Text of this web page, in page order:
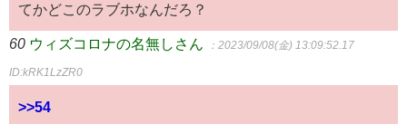
てかどこのラブホなんだろ？
60 ウィズコロナの名無しさん ：2023/09/08(金) 13:09:52.17
ID:kRK1LzZR0
>>54